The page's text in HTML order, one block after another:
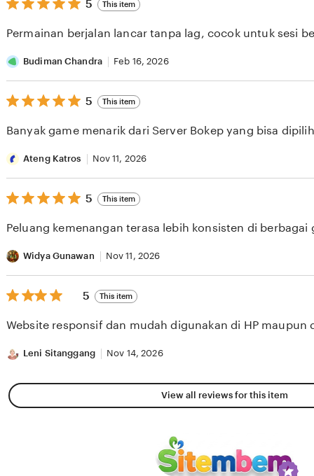
out
5
5 This item
Permainan berjalan lancar tanpa lag, cocok untuk sesi
Budiman Chandra Feb 16, 2026
5
out
5
5 This item
Banyak game menarik dari Server Bokep yang bisa
Ateng Katros Nov 11, 2026
5
out
5
5 This item
Peluang kemenangan terasa lebih konsisten di berbagai
Widya Gunawan Nov 11, 2026
5
out
5
5 This item
Website responsif dan mudah digunakan di HP maupun
Leni Sitanggang Nov 14, 2026
View all reviews for this item